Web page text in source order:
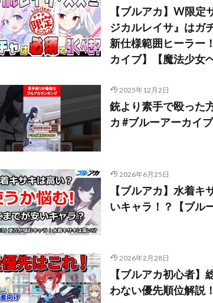
【ブルアカ】W限
ジカルレイサ』はガ
新仕様範囲ヒーラー
カイブ】【魔法少女
2025年12月2日
銃より素手で殴った
カ #ブルーアーカイ
2026年6月25日
【ブルアカ】水着
いキャラ！？【ブル
2026年2月28日
【ブルアカ初心者
わない優先順位解説！